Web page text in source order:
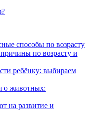
способы по возрасту
по возрасту и
ребёнку: выбираем
о животных:
на развитие и